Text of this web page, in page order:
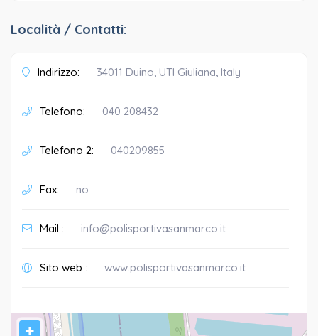
Località / Contatti:
Indirizzo: 34011 Duino, UTI Giuliana, Italy
Telefono: 040 208432
Telefono 2: 040209855
Fax: no
Mail : info@polisportivasanmarco.it
Sito web : www.polisportivasanmarco.it
+